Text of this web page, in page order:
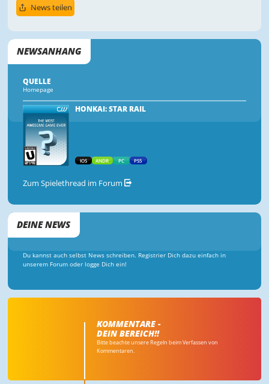
News teilen
NEWSANHANG
QUELLE
Homepage
HONKAI: STAR RAIL
IOS ANDR PC PS5
Zum Spielethread im Forum
DEINE NEWS
Du kannst auch selbst News schreiben. Registrier Dich dazu einfach in
unserem Forum oder logge Dich ein!
KOMMENTARE -
DEIN BEREICH!!
Bitte beachte unsere Regeln beim Verfassen von
Kommentaren.